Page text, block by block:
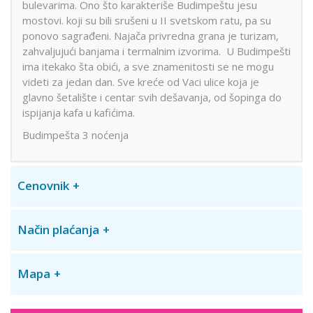
bulevarima. Ono što karakteriše Budimpeštu jesu
mostovi. koji su bili srušeni u II svetskom ratu, pa su
ponovo sagrađeni. Najača privredna grana je turizam,
zahvaljujući banjama i termalnim izvorima. U Budimpešti
ima itekako šta obići, a sve znamenitosti se ne mogu
videti za jedan dan. Sve kreće od Vaci ulice koja je
glavno šetalište i centar svih dešavanja, od šopinga do
ispijanja kafa u kafićima.
Budimpešta 3 noćenja
Cenovnik
Način plaćanja
Mapa